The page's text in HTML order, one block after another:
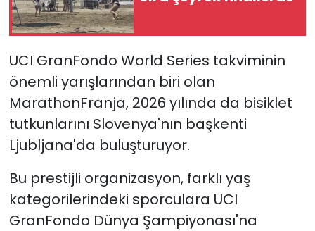
UCI GranFondo World Series takviminin
önemli yarışlarından biri olan
MarathonFranja, 2026 yılında da bisiklet
tutkunlarını Slovenya'nın başkenti
Ljubljana'da buluşturuyor.
Bu prestijli organizasyon, farklı yaş
kategorilerindeki sporculara UCI
GranFondo Dünya Şampiyonası'na
SAĞLIK
Spor
Teknoloji
TÜRKiYE
Video Galeri
YAŞAM